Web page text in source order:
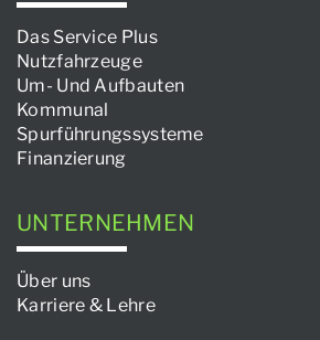
Das Service Plus
Nutzfahrzeuge
Um- Und Aufbauten
Kommunal
Spurführungssysteme
Finanzierung
UNTERNEHMEN
Über uns
Karriere & Lehre